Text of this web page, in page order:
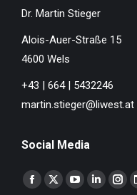
Dr. Martin Stieger
Alois-Auer-Straße 15
4600 Wels
+43 | 664 | 5432246
martin.stieger@liwest.at
Social Media
Finden Sie uns auf:
Facebook
X
YouTubeLinkedin